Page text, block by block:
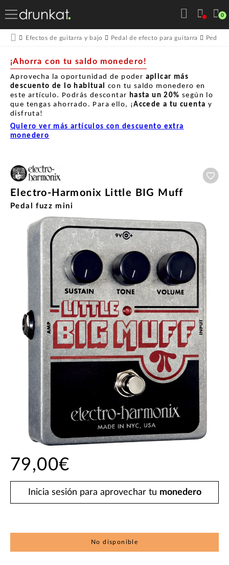
0
Efectos de guitarra y bajo Pedal de efecto para guitarra
¡Ahorra con tu saldo monedero!
Aprovecha la oportunidad de poder aplicar más
descuento de lo habitual con tu saldo monedero en
este artículo. Podrás descontar hasta un 20% según lo
que tengas ahorrado. Para ello, ¡Accede a tu cuenta y
disfruta!
Quiero ver más artículos con descuento extra
monedero
Electro-Harmonix Little BIG Muff
Pedal fuzz mini
79,00€
Inicia sesión para aprovechar tu monedero
No disponible